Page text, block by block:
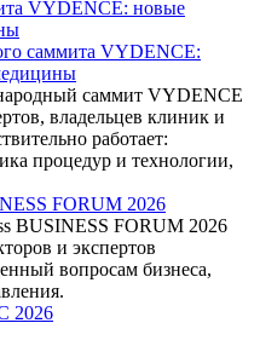
саммита VYDENCE:
саммит VYDENCE
владельцев клиник и
работает:
процедур и технологии,
FORUM 2026
BUSINESS FORUM 2026
и экспертов
вопросам бизнеса,
2026